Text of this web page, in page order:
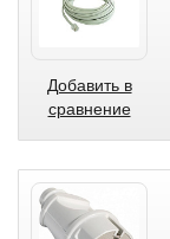
Добавить в
сравнение